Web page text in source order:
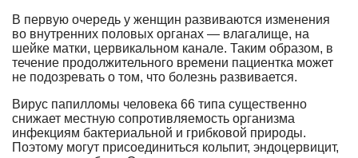
В первую очередь у женщин развиваются изменения
во внутренних половых органах — влагалище, на
шейке матки, цервикальном канале. Таким образом, в
течение продолжительного времени пациентка может
не подозревать о том, что болезнь развивается.
Вирус папилломы человека 66 типа существенно
снижает местную сопротивляемость организма
инфекциям бактериальной и грибковой природы.
Поэтому могут присоединиться кольпит, эндоцервицит,